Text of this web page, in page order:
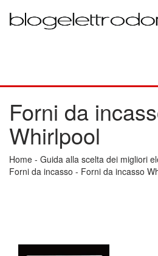
Forni da
Whirlpool
Home - Guida alla scelta dei migliori
Forni da incasso - Forni da incasso